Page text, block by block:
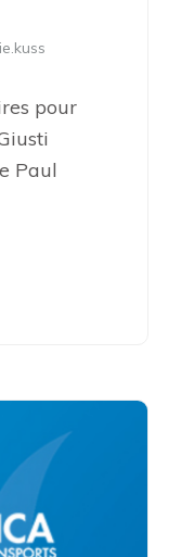
pour
Paul